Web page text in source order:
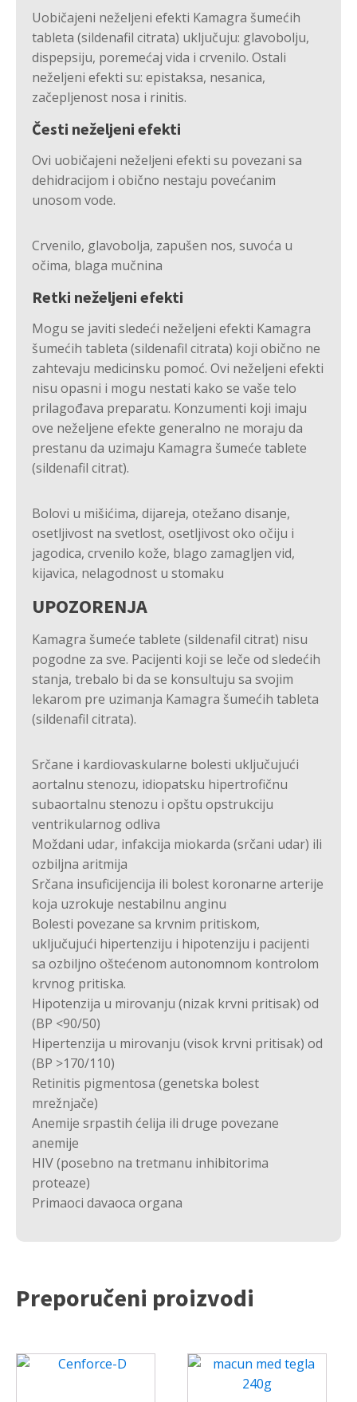
Uobičajeni neželjeni efekti Kamagra šumećih
tableta (sildenafil citrata) uključuju: glavobolju,
dispepsiju, poremećaj vida i crvenilo. Ostali
neželjeni efekti su: epistaksa, nesanica,
začepljenost nosa i rinitis.
Česti neželjeni efekti
Ovi uobičajeni neželjeni efekti su povezani sa
dehidracijom i obično nestaju povećanim
unosom vode.
Crvenilo, glavobolja, zapušen nos, suvoća u
očima, blaga mučnina
Retki neželjeni efekti
Mogu se javiti sledeći neželjeni efekti Kamagra
šumećih tableta (sildenafil citrata) koji obično ne
zahtevaju medicinsku pomoć. Ovi neželjeni efekti
nisu opasni i mogu nestati kako se vaše telo
prilagođava preparatu. Konzumenti koji imaju
ove neželjene efekte generalno ne moraju da
prestanu da uzimaju Kamagra šumeće tablete
(sildenafil citrat).
Bolovi u mišićima, dijareja, otežano disanje,
osetljivost na svetlost, osetljivost oko očiju i
jagodica, crvenilo kože, blago zamagljen vid,
kijavica, nelagodnost u stomaku
UPOZORENJA
Kamagra šumeće tablete (sildenafil citrat) nisu
pogodne za sve. Pacijenti koji se leče od sledećih
stanja, trebalo bi da se konsultuju sa svojim
lekarom pre uzimanja Kamagra šumećih tableta
(sildenafil citrata).
Srčane i kardiovaskularne bolesti uključujući
aortalnu stenozu, idiopatsku hipertrofičnu
subaortalnu stenozu i opštu opstrukciju
ventrikularnog odliva
Moždani udar, infakcija miokarda (srčani udar) ili
ozbiljna aritmija
Srčana insuficijencija ili bolest koronarne arterije
koja uzrokuje nestabilnu anginu
Bolesti povezane sa krvnim pritiskom,
uključujući hipertenziju i hipotenziju i pacijenti
sa ozbiljno oštećenom autonomnom kontrolom
krvnog pritiska.
Hipotenzija u mirovanju (nizak krvni pritisak) od
(BP <90/50)
Hipertenzija u mirovanju (visok krvni pritisak) od
(BP >170/110)
Retinitis pigmentosa (genetska bolest
mrežnjače)
Anemije srpastih ćelija ili druge povezane
anemije
HIV (posebno na tretmanu inhibitorima
proteaze)
Primaoci davaoca organa
Preporučeni proizvodi
Ovaj
Ovaj